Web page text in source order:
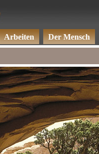
Arbeiten Der Mensch